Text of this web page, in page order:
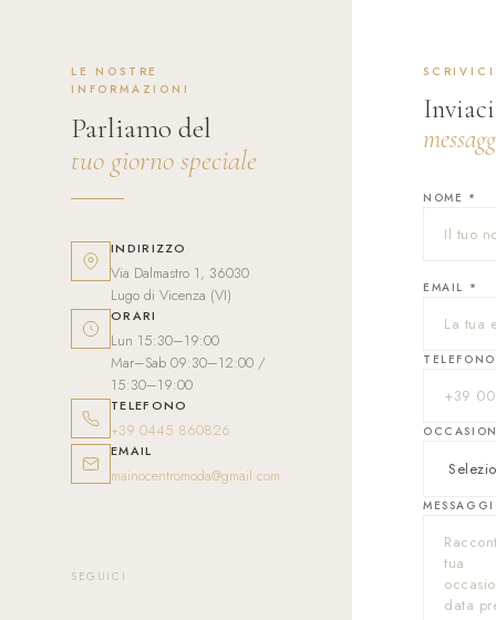
LE NOSTRE
INFORMAZIONI
Parliamo del
tuo giorno speciale
INDIRIZZO
Via Dalmastro 1, 36030
Lugo di Vicenza (VI)
ORARI
Lun 15:30–19:00
Mar–Sab 09:30–12:00 /
15:30–19:00
TELEFONO
+39 0445 860826
EMAIL
mainocentromoda@gmail.com
SEGUICI
SCRIVICI
NOME *
EMAIL *
TELEFONO